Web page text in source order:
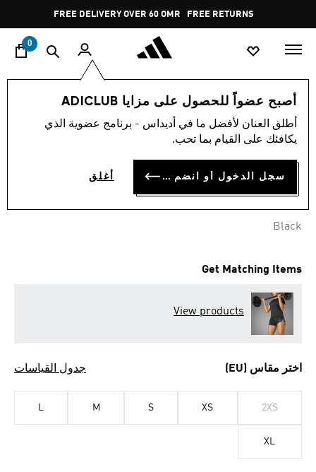
Pause
promotion
rotation
FREE DELIVERY OVER 60 OMR FREE RETURNS
0
أصبح عضواً للحصول على مزايا ADICLUB
أطلق العنان لأفضل ما في أديداس - برنامج عضوية الذي
يكافئك على القيام بما تحب.
سجل الدخول أو انضم الآن أغلق
النساء ملابس
تيشيرت بتقنية AIRCHILL
OMR 31.50
Black
Get Matching Items
View products
اختر مقاس (EU) جدول القياسات
2XS
XS
S
M
L
XL